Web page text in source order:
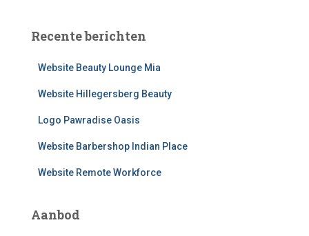
e
Recente berichten
Website Beauty Lounge Mia
Website Hillegersberg Beauty
Logo Pawradise Oasis
Website Barbershop Indian Place
Website Remote Workforce
Aanbod